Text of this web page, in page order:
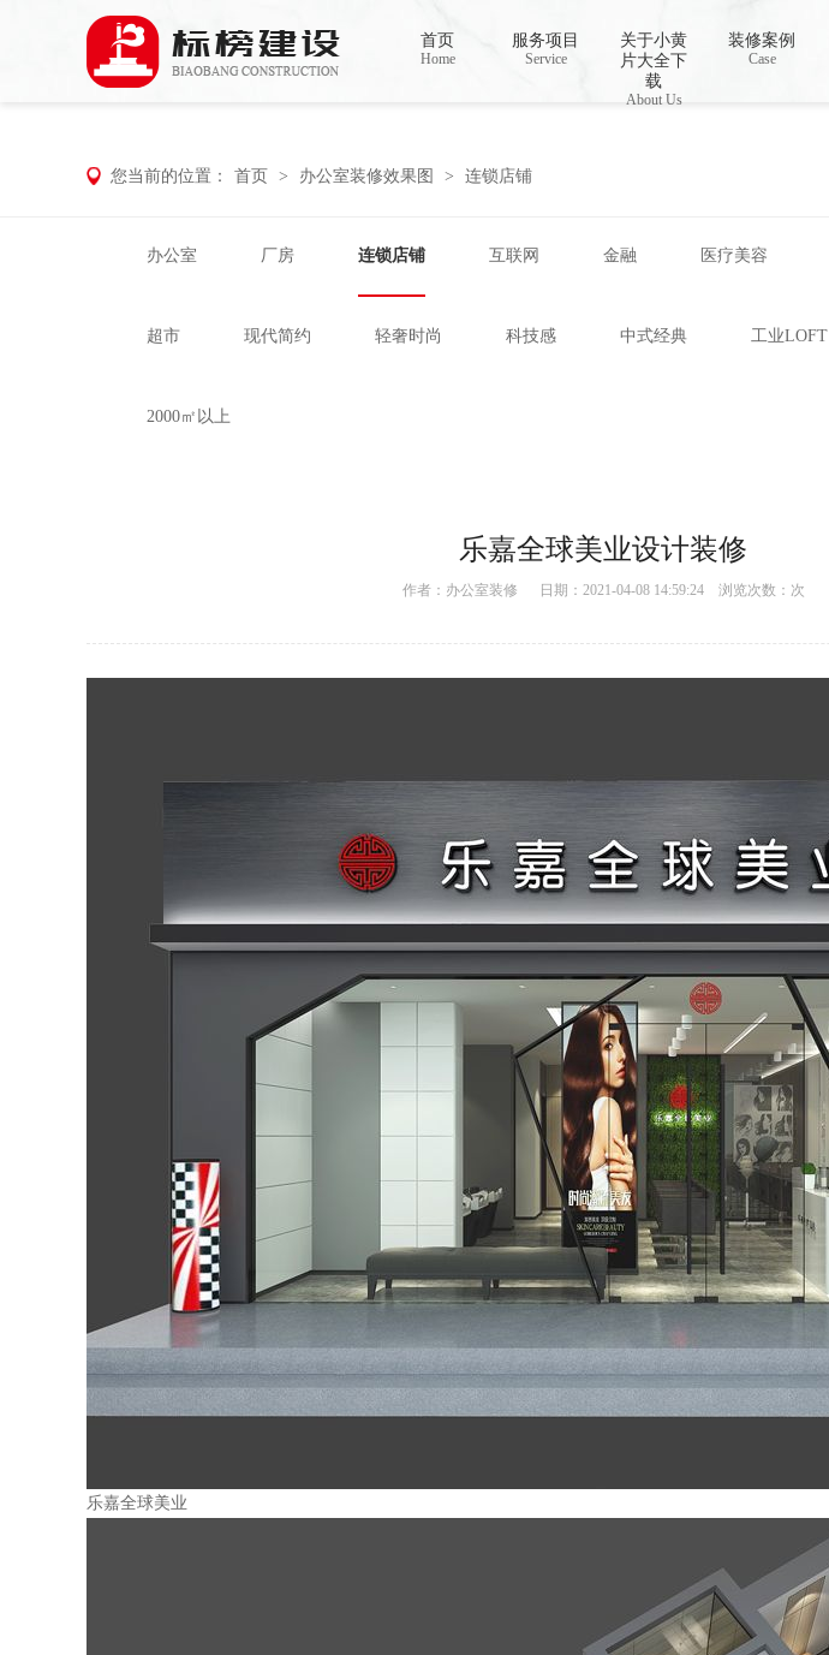
小黄片大全下载,小黄片应用下载,小黄片短视频,下载小黄片免费
首页
Home
服务项目
Service
关于小黄
片大全下
载
About Us
装修案例
Case
您当前的位置： 首页 > 办公室装修效果图 > 连锁店铺
办公室 厂房 连锁店铺 互联网 金融 医疗美容
超市 现代简约 轻奢时尚 科技感 中式经典 工业LOFT
2000㎡以上
乐嘉全球美业设计装修
作者： 办公室装修 日期：2021-04-08 14:59:24 浏览次数： 次
乐嘉全球美业